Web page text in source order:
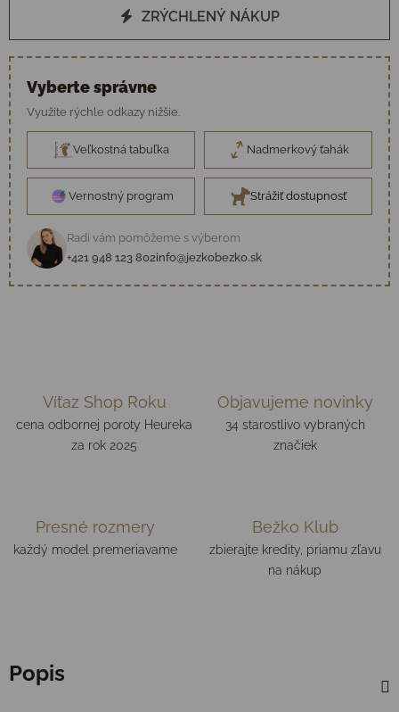
ZRÝCHLENÝ NÁKUP
Vyberte správne
Využite rýchle odkazy nižšie.
Veľkostná tabuľka Nadmerkový ťahák
Vernostný program Strážiť dostupnosť
Radi vám pomôžeme s výberom
+421 948 123 802info@jezkobezko.sk
Víťaz Shop Roku
cena odbornej poroty Heureka
za rok 2025
Objavujeme novinky
34 starostlivo vybraných
značiek
Presné rozmery
každý model premeriavame
Bežko Klub
zbierajte kredity, priamu zľavu
na nákup
Popis